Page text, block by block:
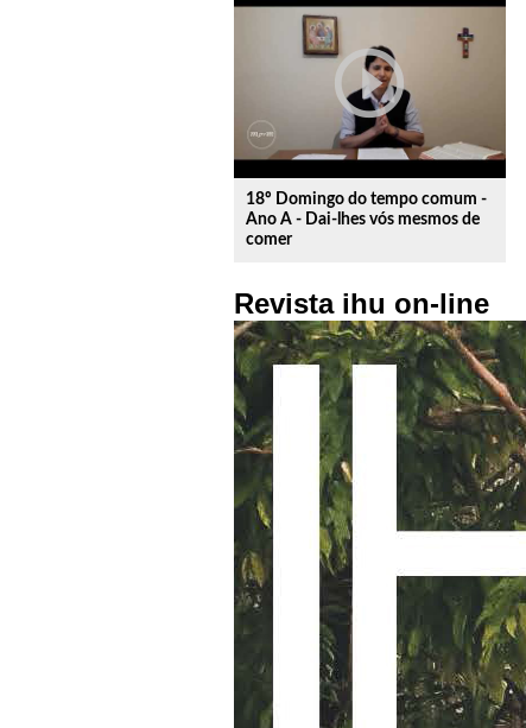
play_circle_outline
18º Domingo do tempo comum -
Ano A - Dai-lhes vós mesmos de
comer
Revista ihu on-line